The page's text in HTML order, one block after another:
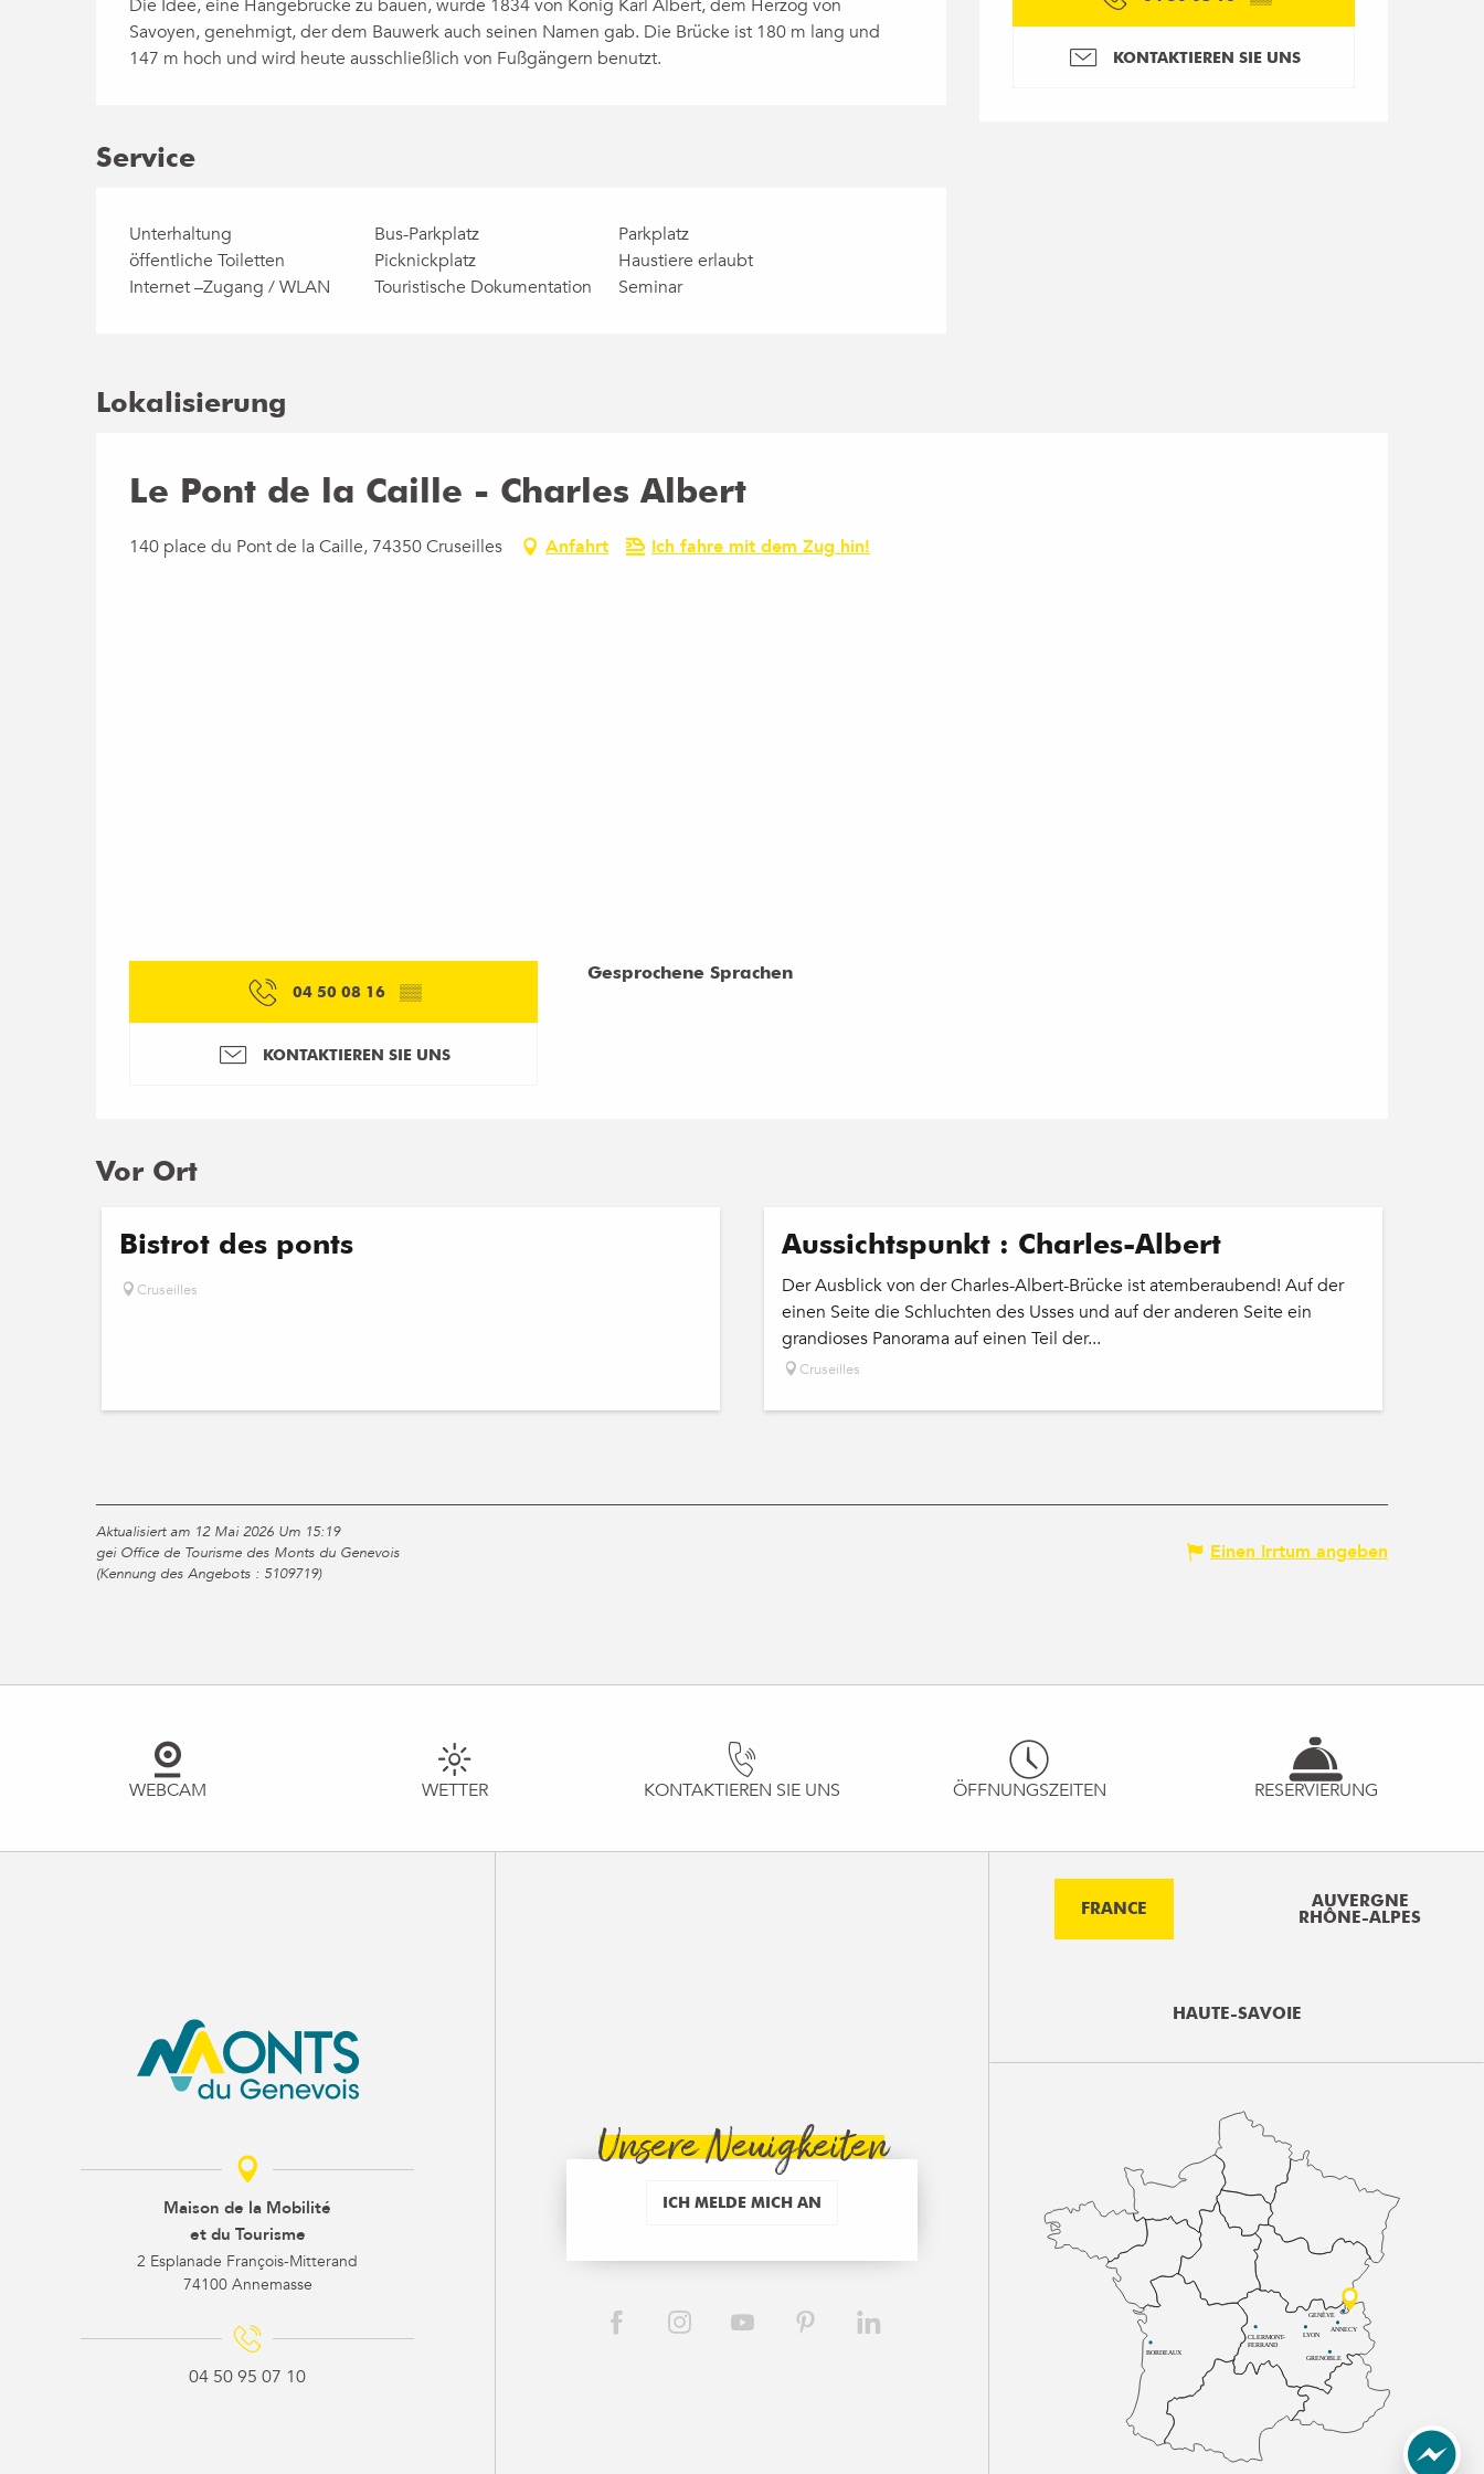
KONTAKTIEREN SIE UNS
Die Idee, eine Hängebrücke zu bauen, wurde 1834 von König Karl Albert, dem Herzog von
Savoyen, genehmigt, der dem Bauwerk auch seinen Namen gab. Die Brücke ist 180 m lang und
147 m hoch und wird heute ausschließlich von Fußgängern benutzt.
Service
Unterhaltung Bus-Parkplatz
Parkplatz
öffentliche Toiletten
Picknickplatz
Haustiere erlaubt
Internet –Zugang / WLAN
Touristische Dokumentation Seminar
Lokalisierung
Le Pont de la Caille - Charles Albert
140 place du Pont de la Caille, 74350 Cruseilles Anfahrt Ich fahre mit dem Zug hin!
04 50 08 16 ▒▒
KONTAKTIEREN SIE UNS
Gesprochene Sprachen
Gesprochene Sprachen
Vor Ort
Bistrot des ponts
Cruseilles
Aussichtspunkt : Charles-Albert
Der Ausblick von der Charles-Albert-Brücke ist atemberaubend! Auf der
einen Seite die Schluchten des Usses und auf der anderen Seite ein
grandioses Panorama auf einen Teil der...
Cruseilles
Aktualisiert am 12 Mai 2026 Um 15:19
gei Office de Tourisme des Monts du Genevois
(Kennung des Angebots : 5109719)
Einen Irrtum angeben
WEBCAM WETTER KONTAKTIEREN SIE UNS ÖFFNUNGSZEITEN RESERVIERUNG
Maison de la Mobilité
et du Tourisme
2 Esplanade François-Mitterand
74100 Annemasse
04 50 95 07 10
Unsere Neuigkeiten
ICH MELDE MICH AN
FRANCE
AUVERGNE
RHÔNE-ALPES
HAUTE-SAVOIE
BORDEAUX
CLERMONT-
FERRAND
LYON
ANNECY
GRENOBLE
GENÈVE